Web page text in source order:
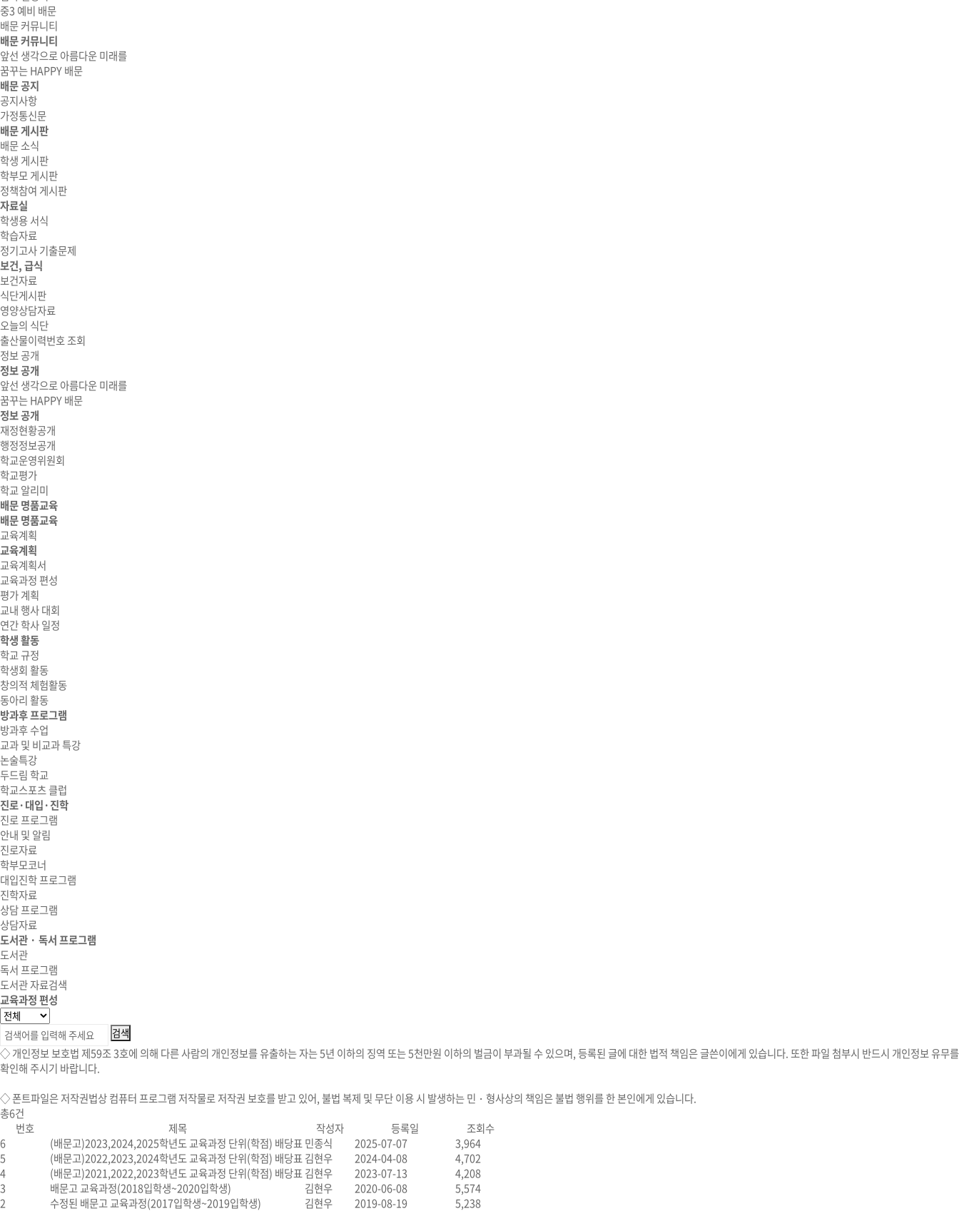
중3 예비 배문
배문 커뮤니티
배문 커뮤니티
앞선 생각으로 아름다운 미래를
꿈꾸는 HAPPY 배문
배문 공지
공지사항
가정통신문
배문 게시판
배문 소식
학생 게시판
학부모 게시판
정책참여 게시판
자료실
학생용 서식
학습자료
정기고사 기출문제
보건, 급식
보건자료
식단게시판
영양상담자료
오늘의 식단
출산물이력번호 조회
정보 공개
정보 공개
앞선 생각으로 아름다운 미래를
꿈꾸는 HAPPY 배문
정보 공개
재정현황공개
행정정보공개
학교운영위원회
학교평가
학교 알리미
배문 명품교육
배문 명품교육
교육계획
교육계획
교육계획서
교육과정 편성
평가 계획
교내 행사 대회
연간 학사 일정
학생 활동
학교 규정
학생회 활동
창의적 체험활동
동아리 활동
방과후 프로그램
방과후 수업
교과 및 비교과 특강
논술특강
두드림 학교
학교스포츠 클럽
진로·대입·진학
진로 프로그램
안내 및 알림
진로자료
학부모코너
대입진학 프로그램
진학자료
상담 프로그램
상담자료
도서관 · 독서 프로그램
도서관
독서 프로그램
도서관 자료검색
교육과정 편성
◇ 개인정보 보호법 제59조 3호에 의해 다른 사람의 개인정보를 유출하는 자는 5년 이하의 징역 또는 5천만원 이하의 벌금이 부과될 수 있으며, 등록된 글에 대한 법적 책임은 글쓴이에게 있습니다. 또한 파일 첨부시 반드시 개인정보 유무를
확인해 주시기 바랍니다.
◇폰트파일은 저작권법상 컴퓨터 프로그램 저작물로 저작권 보호를 받고 있어,불법 복제 및 무단 이용 시 발생하는 민・형사상의 책임은 불법 행위를 한 본인에게 있습니다.
총6건
번호
제목 작성자 등록일
조회수
6
(배문고)2023,2024,2025학년도 교육과정 단위(학점) 배당표민종식 2025-07-07
3,964
5
(배문고)2022,2023,2024학년도 교육과정 단위(학점) 배당표김현우 2024-04-08
4,702
4
(배문고)2021,2022,2023학년도 교육과정 단위(학점) 배당표김현우 2023-07-13
4,208
3
배문고 교육과정(2018입학생~2020입학생) 김현우 2020-06-08
5,574
2
수정된 배문고 교육과정(2017입학생~2019입학생) 김현우 2019-08-19
5,238